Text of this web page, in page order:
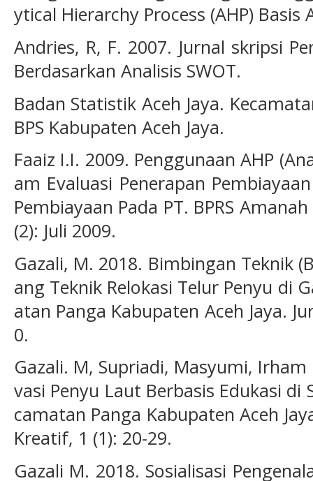
ytical Hierarchy Process (AHP) Basis
Andries, R, F. 2007. Jurnal skripsi
Berdasarkan Analisis SWOT.
Badan Statistik Aceh Jaya.
BPS Kabupaten Aceh Jaya.
Faaiz I.I. 2009. Penggunaan AHP
am Evaluasi Penerapan
Pembiayaan Pada PT. BPRS
(2): Juli 2009.
Gazali, M. 2018. Bimbingan Teknik
ang Teknik Relokasi Telur Penyu di
atan Panga Kabupaten Aceh Jaya.
0.
Gazali. M, Supriadi, Masyumi, Irham
vasi Penyu Laut Berbasis Edukasi di
camatan Panga Kabupaten Aceh
Kreatif, 1 (1): 20-29.
Gazali M. 2018. Sosialisasi